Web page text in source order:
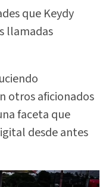
que Keydy
llamadas
otros aficionados
faceta que
desde antes